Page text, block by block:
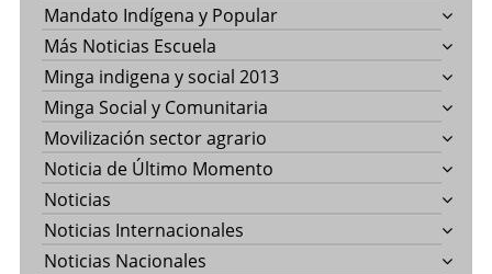
Mandato Indígena y Popular
Más Noticias Escuela
Minga indigena y social 2013
Minga Social y Comunitaria
Movilización sector agrario
Noticia de Último Momento
Noticias
Noticias Internacionales
Noticias Nacionales